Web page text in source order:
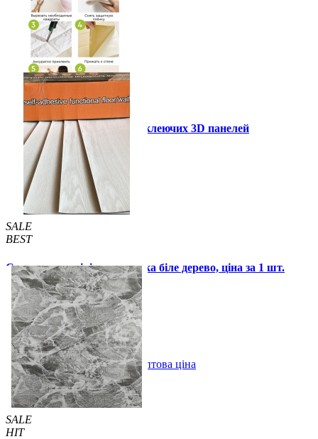
Інструкція установки самоклеючих 3D панелей
Інші також купили
SALE
BEST
Самоклеюча вінілова плитка біле дерево, ціна за 1 шт.
(СВП-015)
57 грн. 115 грн.
Купити В закладки Оптова ціна
SALE
HIT